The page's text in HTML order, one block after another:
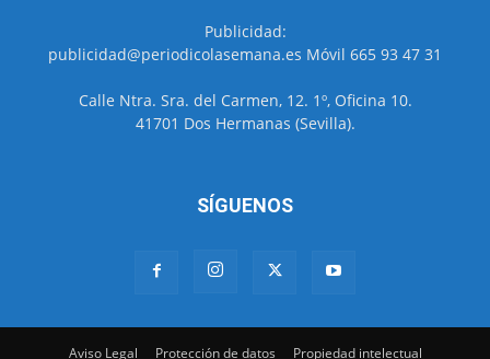
Publicidad:
publicidad@periodicolasemana.es Móvil 665 93 47 31
Calle Ntra. Sra. del Carmen, 12. 1º, Oficina 10.
41701 Dos Hermanas (Sevilla).
SÍGUENOS
Aviso Legal Protección de datos Propiedad intelectual